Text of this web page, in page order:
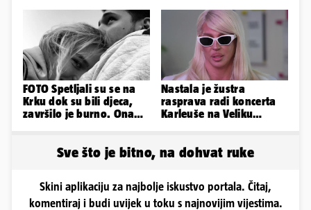
FOTO Spetljali su se na
Krku dok su bili djeca,
završilo je burno. Ona
Nastala je žustra
rasprava radi koncerta
Karleuše na Veliku
Sve što je bitno, na dohvat ruke
Skini aplikaciju za najbolje iskustvo portala. Čitaj,
komentiraj i budi uvijek u toku s najnovijim vijestima.